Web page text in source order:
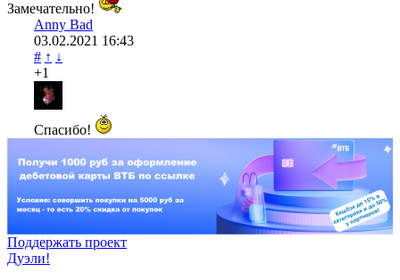
Замечательно!
Anny Bad
03.02.2021 16:43
# ↑ ↓
+1
Спасибо!
Поддержать проект
Дуэли!